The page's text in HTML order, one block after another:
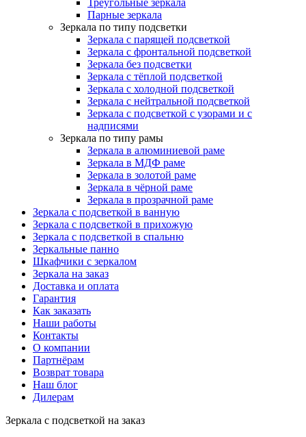
Треугольные зеркала
Парные зеркала
Зеркала по типу подсветки
Зеркала с парящей подсветкой
Зеркала с фронтальной подсветкой
Зеркала без подсветки
Зеркала с тёплой подсветкой
Зеркала с холодной подсветкой
Зеркала с нейтральной подсветкой
Зеркала с подсветкой с узорами и с
надписями
Зеркала по типу рамы
Зеркала в алюминиевой раме
Зеркала в МДФ раме
Зеркала в золотой раме
Зеркала в чёрной раме
Зеркала в прозрачной раме
Зеркала с подсветкой в ванную
Зеркала с подсветкой в прихожую
Зеркала с подсветкой в спальню
Зеркальные панно
Шкафчики с зеркалом
Зеркала на заказ
Доставка и оплата
Гарантия
Как заказать
Наши работы
Контакты
О компании
Партнёрам
Возврат товара
Наш блог
Дилерам
Зеркала с подсветкой на заказ